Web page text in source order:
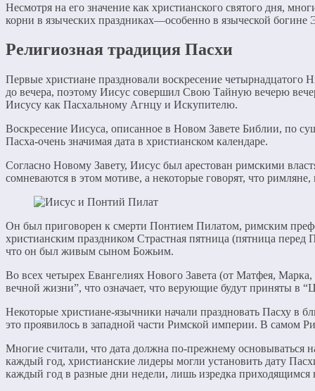
Несмотря на его значение как христианского святого дня,
корни в языческих праздниках—особенно в языческой
Религиозная традиция Пасхи
Первые христиане праздновали воскресение четырнадцатого
до вечера, поэтому Иисус совершил Свою Тайную вечерю
Иисусу как Пасхальному Агнцу и Искупителю.
Воскресение Иисуса, описанное в Новом Завете Библии, по
Пасха-очень значимая дата в христианском календаре.
Согласно Новому Завету, Иисус был арестован римскими
сомневаются в этом мотиве, а некоторые говорят, что
Он был приговорен к смерти Понтием Пилатом, римским
христианским праздником Страстная пятница (пятница перед
что он был живым сыном Божьим.
Во всех четырех Евангелиях Нового Завета (от Матфея,
вечной жизни”, что означает, что верующие будут приняты в
Некоторые христиане-язычники начали праздновать Пасху в
это проявилось в западной части Римской империи. В самом
Многие считали, что дата должна по-прежнему основываться
каждый год, христианские лидеры могли установить дату
каждый год в разные дни недели, лишь изредка приходящимся